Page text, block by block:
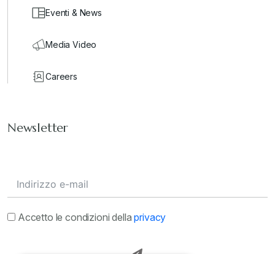
Eventi & News
Media Video
Careers
Newsletter
Accetto le condizioni dellaprivacy